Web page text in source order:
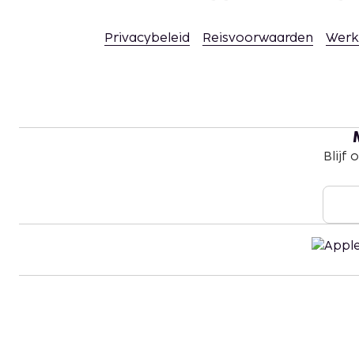
Privacybeleid Reisvoorwaarden
Blijf